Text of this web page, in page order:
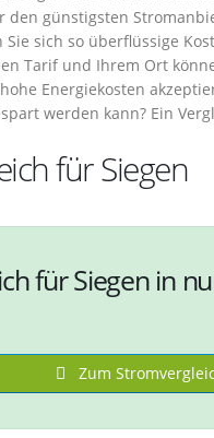
günstigsten
sich so überflüssige
Tarif und Ihrem Ort
Energiekosten
werden kann? Ein
für Siegen
für Siegen in
Zum